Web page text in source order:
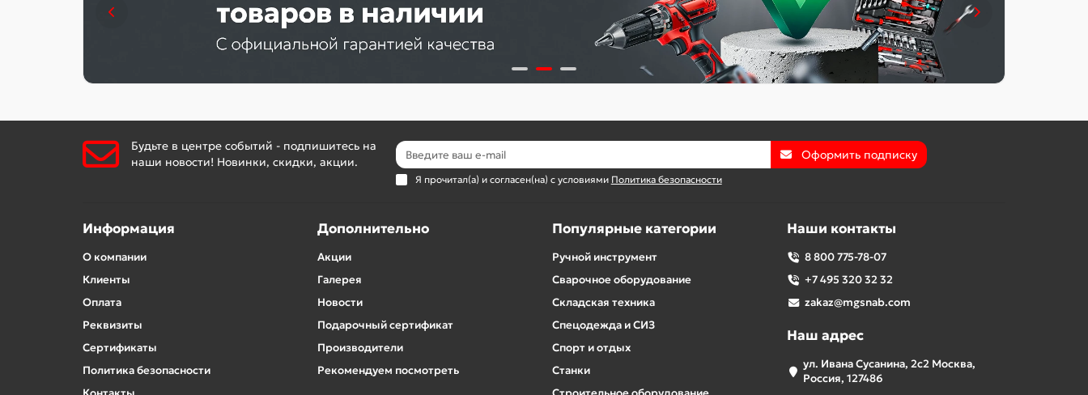
Будьте в центре событий - подпишитесь на
наши новости! Новинки, скидки, акции.
Оформить подписку
Я прочитал(а) и согласен(на) с условиями Политика безопасности
Информация
О компании
Клиенты
Оплата
Реквизиты
Сертификаты
Политика безопасности
Дополнительно
Акции
Галерея
Новости
Подарочный сертификат
Производители
Рекомендуем посмотреть
Популярные категории
Ручной инструмент
Сварочное оборудование
Складская техника
Спецодежда и СИЗ
Спорт и отдых
Станки
Наши контакты
8 800 775-78-07
+7 495 320 32 32
zakaz@mgsnab.com
Наш адрес
ул. Ивана Сусанина, 2с2 Москва,
Россия, 127486